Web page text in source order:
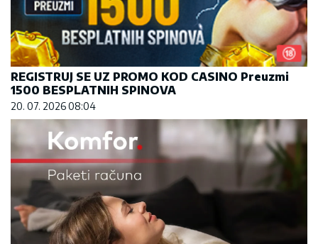
REGISTRUJ SE UZ PROMO KOD CASINO Preuzmi
1500 BESPLATNIH SPINOVA
20. 07. 2026 08:04